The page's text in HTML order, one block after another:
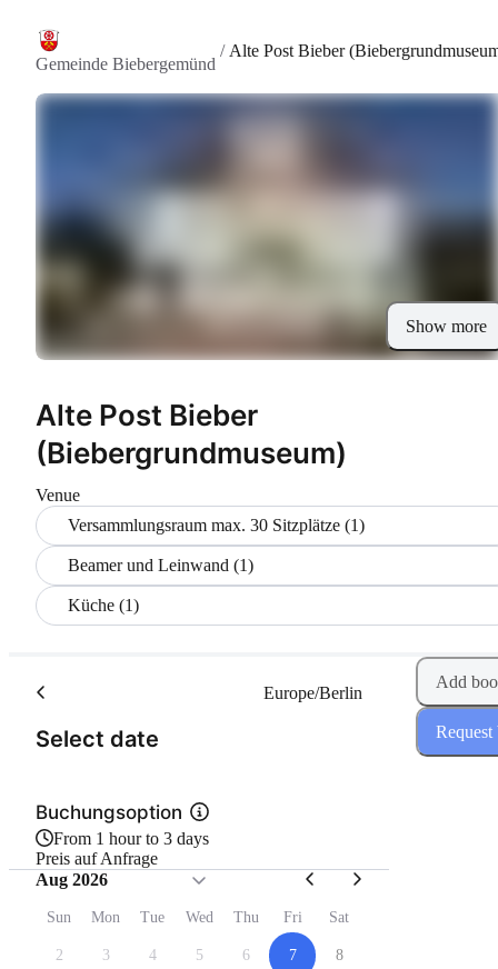
Gemeinde Biebergemünd
/ Alte Post Bieber
Show more
Alte Post Bieber
(Biebergrundmuseum)
Venue
Versammlungsraum max. 30 Sitzplätze (1)
Beamer und Leinwand (1)
Küche (1)
Select date
Europe/Berlin
Buchungsoption
From 1 hour to 3 days
Preis auf Anfrage
Aug 2026
Sun Mon Tue Wed Thu Fri Sat
2 3 4 5 6 7 8
Add